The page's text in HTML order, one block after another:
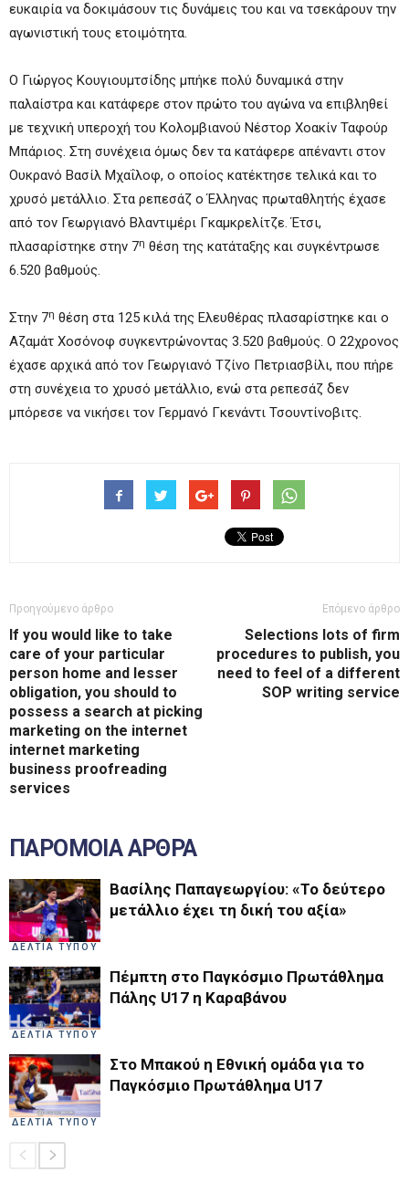
ευκαιρία να δοκιμάσουν τις δυνάμεις του και να τσεκάρουν την
αγωνιστική τους ετοιμότητα.
Ο Γιώργος Κουγιουμτσίδης μπήκε πολύ δυναμικά στην
παλαίστρα και κατάφερε στον πρώτο του αγώνα να επιβληθεί
με τεχνική υπεροχή του Κολομβιανού Νέστορ Χοακίν Ταφούρ
Μπάριος. Στη συνέχεια όμως δεν τα κατάφερε απέναντι στον
Ουκρανό Βασίλ Μχαΐλοφ, ο οποίος κατέκτησε τελικά και το
χρυσό μετάλλιο. Στα ρεπεσάζ ο Έλληνας πρωταθλητής έχασε
από τον Γεωργιανό Βλαντιμέρι Γκαμκρελίτζε. Έτσι,
πλασαρίστηκε στην 7η θέση της κατάταξης και συγκέντρωσε
6.520 βαθμούς.
Στην 7η θέση στα 125 κιλά της Ελευθέρας πλασαρίστηκε και ο
Αζαμάτ Χοσόνοφ συγκεντρώνοντας 3.520 βαθμούς. Ο 22χρονος
έχασε αρχικά από τον Γεωργιανό Τζίνο Πετριασβίλι, που πήρε
στη συνέχεια το χρυσό μετάλλιο, ενώ στα ρεπεσάζ δεν
μπόρεσε να νικήσει τον Γερμανό Γκενάντι Τσουντίνοβιτς.
Προηγούμενο άρθρο
If you would like to take
care of your particular
person home and lesser
obligation, you should to
possess a search at picking
marketing on the internet
internet marketing
business proofreading
services
Επόμενο άρθρο
Selections lots of firm
procedures to publish, you
need to feel of a different
SOP writing service
ΠΑΡΟΜΟΙΑ ΑΡΘΡΑ
ΔΕΛΤΙΑ ΤΥΠΟΥ
Βασίλης Παπαγεωργίου: «Το δεύτερο
μετάλλιο έχει τη δική του αξία»
ΔΕΛΤΙΑ ΤΥΠΟΥ
Πέμπτη στο Παγκόσμιο Πρωτάθλημα
Πάλης U17 η Καραβάνου
ΔΕΛΤΙΑ ΤΥΠΟΥ
Στο Μπακού η Εθνική ομάδα για το
Παγκόσμιο Πρωτάθλημα U17